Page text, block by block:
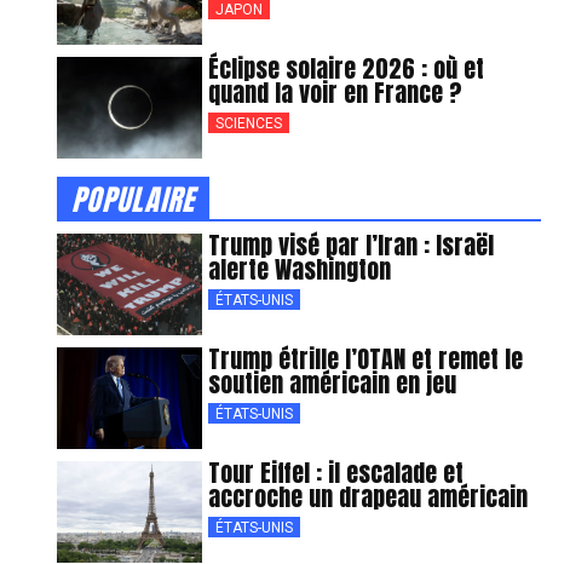
JAPON
Éclipse solaire 2026 : où et
quand la voir en France ?
SCIENCES
POPULAIRE
Trump visé par l’Iran : Israël
alerte Washington
ÉTATS-UNIS
Trump étrille l’OTAN et remet le
soutien américain en jeu
ÉTATS-UNIS
Tour Eiffel : il escalade et
accroche un drapeau américain
ÉTATS-UNIS